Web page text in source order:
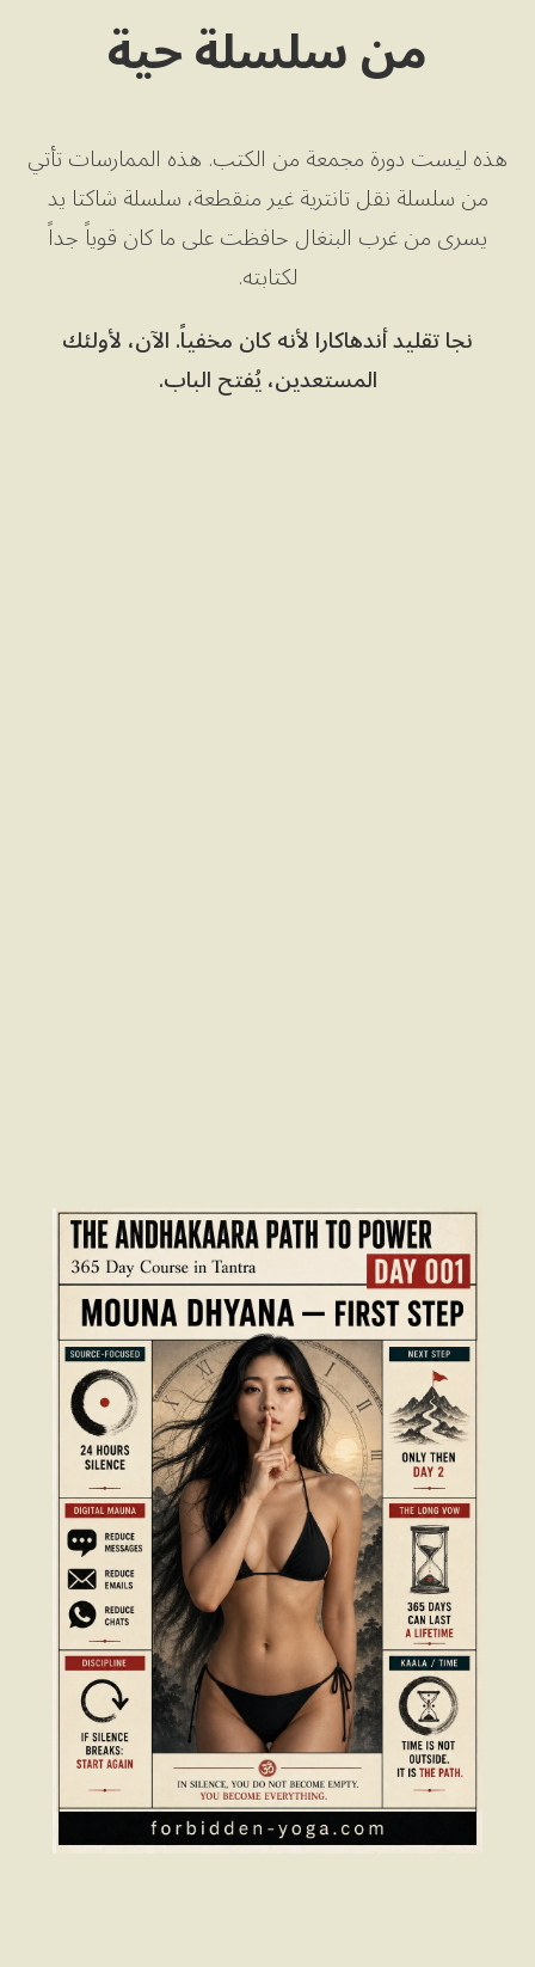
من سلسلة حية
هذه ليست دورة مجمعة من الكتب. هذه الممارسات تأتي
من سلسلة نقل تانترية غير منقطعة، سلسلة شاكتا يد
يسرى من غرب البنغال حافظت على ما كان قوياً جداً
لكتابته.
نجا تقليد أندهاكارا لأنه كان مخفياً. الآن، لأولئك
المستعدين، يُفتح الباب.